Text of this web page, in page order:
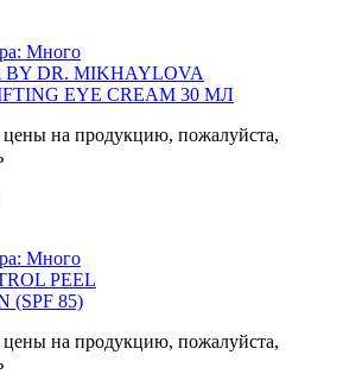
Много
BY DR. MIKHAYLOVA
EYE CREAM 30 МЛ
цены на продукцию, пожалуйста,
Много
PEEL
(SPF 85)
цены на продукцию, пожалуйста,